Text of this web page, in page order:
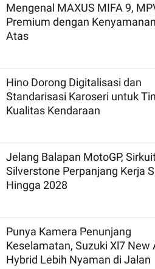
Mengenal MAXUS MIFA 9,
Premium dengan
Atas
Hino Dorong Digitalisasi dan
Standarisasi Karoseri untuk
Kualitas Kendaraan
Jelang Balapan MotoGP,
Silverstone Perpanjang Kerja
Hingga 2028
Punya Kamera Penunjang
Keselamatan, Suzuki Xl7 New
Hybrid Lebih Nyaman di Jalan